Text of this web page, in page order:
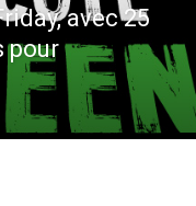
avec 25
pour